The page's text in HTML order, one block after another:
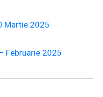
Martie 2025
Februarie 2025